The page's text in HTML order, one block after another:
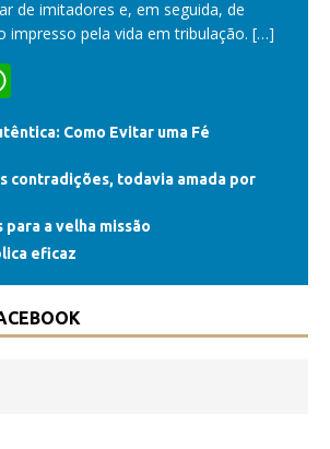
de imitadores e, em seguida, de
pela vida em tribulação. […]
h
at
s
A
p
p
Como Evitar uma Fé
contradições, todavia amada por
a velha missão
eficaz